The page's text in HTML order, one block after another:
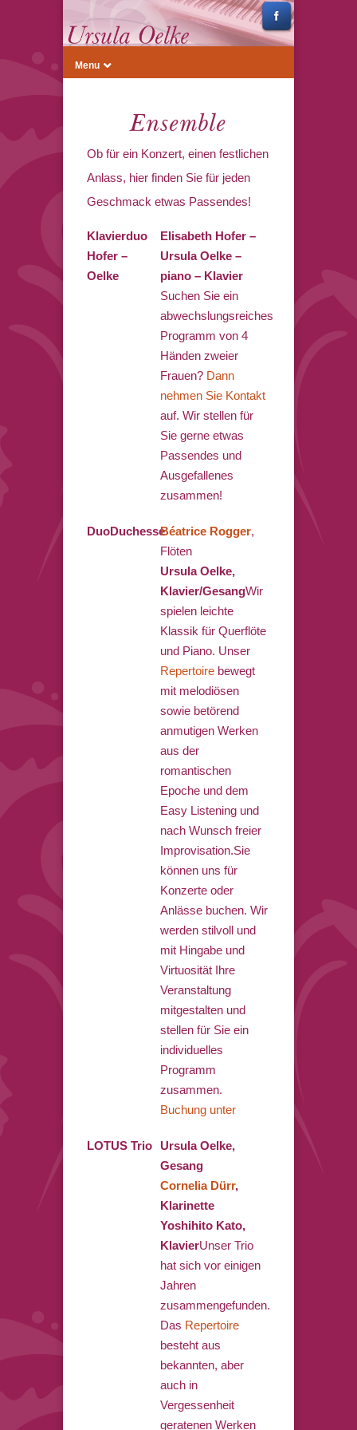
Menu
Ensemble
Ob für ein Konzert, einen festlichen
Anlass, hier finden Sie für jeden
Geschmack etwas Passendes!
Klavierduo
Hofer –
Oelke
Elisabeth Hofer –
Ursula Oelke –
piano – Klavier
Suchen Sie ein
abwechslungsreiches
Programm von 4
Händen zweier
Frauen? Dann
nehmen Sie Kontakt
auf. Wir stellen für
Sie gerne etwas
Passendes und
Ausgefallenes
zusammen!
DuoDuchesseBéatrice Rogger,
Flöten
Ursula Oelke,
Klavier/GesangWir
spielen leichte
Klassik für Querflöte
und Piano. Unser
Repertoirebewegt
mit melodiösen
sowie betörend
anmutigen Werken
aus der
romantischen
Epoche und dem
Easy Listening und
nach Wunsch freier
Improvisation.Sie
können uns für
Konzerte oder
Anlässe buchen. Wir
werden stilvoll und
mit Hingabe und
Virtuosität Ihre
Veranstaltung
mitgestalten und
stellen für Sie ein
individuelles
Programm
zusammen.
Buchung unter
LOTUS Trio
Ursula Oelke,
Gesang
Cornelia Dürr,
Klarinette
Yoshihito Kato,
KlavierUnser Trio
hat sich vor einigen
Jahren
zusammengefunden.
Das Repertoire
besteht aus
bekannten, aber
auch in
Vergessenheit
geratenen Werken